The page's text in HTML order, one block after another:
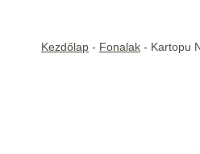
Kezdőlap - Fonalak - Kartopu